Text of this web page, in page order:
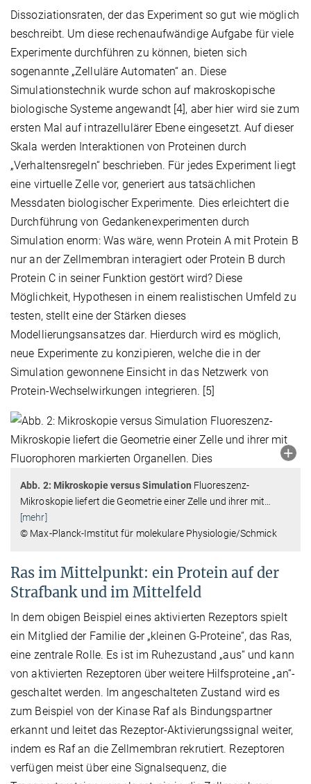
Dissoziationsraten, der das Experiment so gut wie möglich
beschreibt. Um diese rechenaufwändige Aufgabe für viele
Experimente durchführen zu können, bieten sich
sogenannte „Zelluläre Automaten“ an. Diese
Simulationstechnik wurde schon auf makroskopische
biologische Systeme angewandt [4], aber hier wird sie zum
ersten Mal auf intrazellulärer Ebene eingesetzt. Auf dieser
Skala werden Interaktionen von Proteinen durch
„Verhaltensregeln“ beschrieben. Für jedes Experiment liegt
eine virtuelle Zelle vor, generiert aus tatsächlichen
Messdaten biologischer Experimente. Dies erleichtert die
Durchführung von Gedankenexperimenten durch
Simulation enorm: Was wäre, wenn Protein A mit Protein B
nur an der Zellmembran interagiert oder Protein B durch
Protein C in seiner Funktion gestört wird? Diese
Möglichkeit, Hypothesen in einem realistischen Umfeld zu
testen, stellt eine der Stärken dieses
Modellierungsansatzes dar. Hierdurch wird es möglich,
neue Experimente zu konzipieren, welche die in der
Simulation gewonnene Einsicht in das Netzwerk von
Protein-Wechselwirkungen integrieren. [5]
Abb. 2: Mikroskopie versus Simulation Fluoreszenz-
Mikroskopie liefert die Geometrie einer Zelle und ihrer mit…
[mehr]
© Max-Planck-Imstitut für molekulare Physiologie/Schmick
Ras im Mittelpunkt: ein Protein auf der
Strafbank und im Mittelfeld
In dem obigen Beispiel eines aktivierten Rezeptors spielt
ein Mitglied der Familie der „kleinen G-Proteine“, das Ras,
eine zentrale Rolle. Es ist im Ruhezustand „aus“ und kann
von aktivierten Rezeptoren über weitere Hilfsproteine „an“-
geschaltet werden. Im angeschalteten Zustand wird es
zum Beispiel von der Kinase Raf als Bindungspartner
erkannt und leitet das Rezeptor-Aktivierungssignal weiter,
indem es Raf an die Zellmembran rekrutiert. Rezeptoren
verfügen meist über eine Signalsequenz, die